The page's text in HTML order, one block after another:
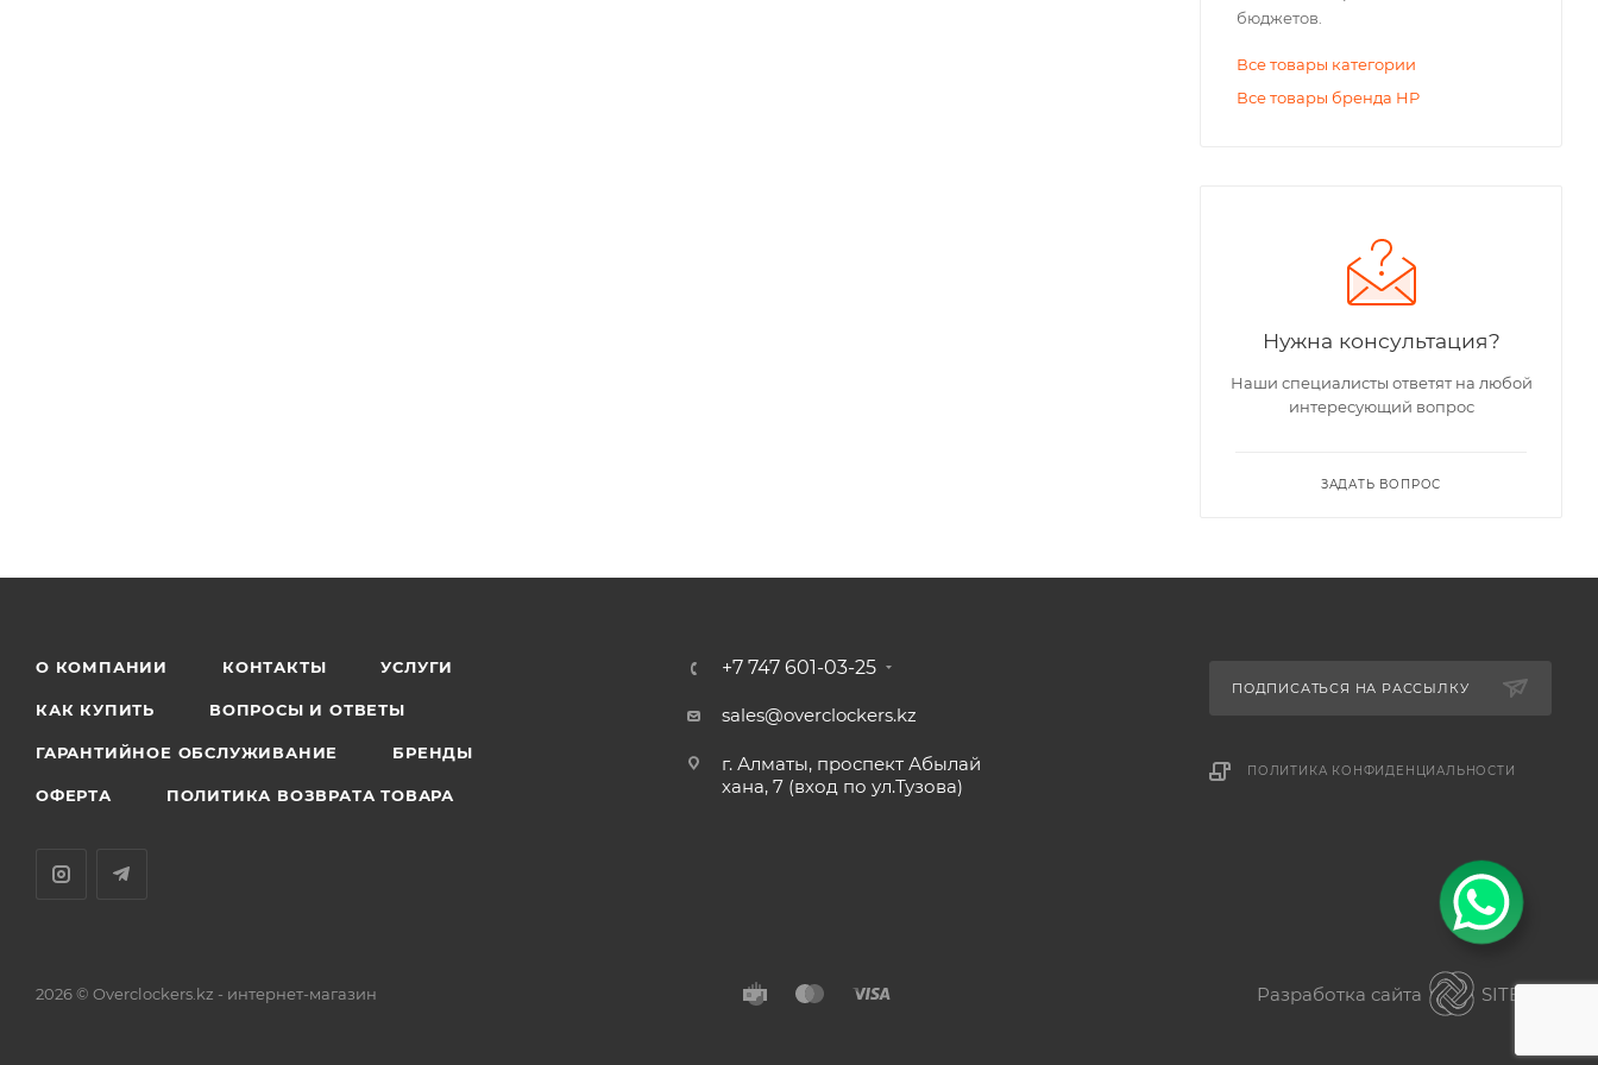
бюджетов.
Все товары категории
Все товары бренда HP
Нужна консультация?
Наши специалисты ответят на любой
интересующий вопрос
ЗАДАТЬ ВОПРОС
О КОМПАНИИ КОНТАКТЫ УСЛУГИ
КАК КУПИТЬ ВОПРОСЫ И ОТВЕТЫ
ГАРАНТИЙНОЕ ОБСЛУЖИВАНИЕ БРЕНДЫ
ОФЕРТА ПОЛИТИКА ВОЗВРАТА ТОВАРА
+7 747 601-03-25
sales@overclockers.kz
г. Алматы, проспект Абылай
хана, 7 (вход по ул.Тузова)
ПОДПИСАТЬСЯ НА РАССЫЛКУ
ПОЛИТИКА КОНФИДЕНЦИАЛЬНОСТИ
2026 © Overclockers.kz - интернет-магазин Разработка сайта
SITER.KZ